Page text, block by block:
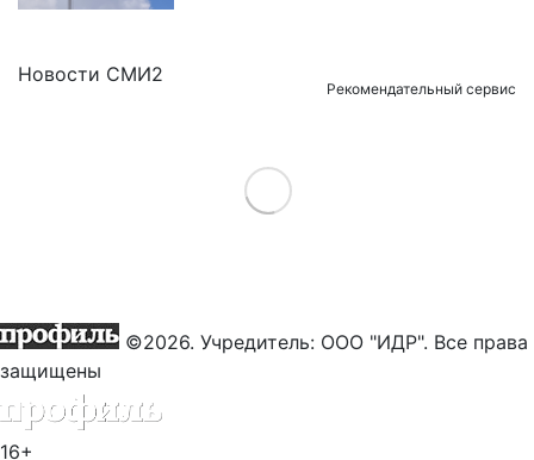
Новости СМИ2
Рекомендательный сервис
Load More
©2026. Учредитель: ООО "ИДР". Все права
защищены
16+